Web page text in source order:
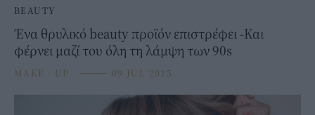
BEAUTY
Ένα θρυλικό beauty προϊόν επιστρέφει -Και
φέρνει μαζί του όλη τη λάμψη των 90s
MAKE - UP ⸻ 09 JUL 2025